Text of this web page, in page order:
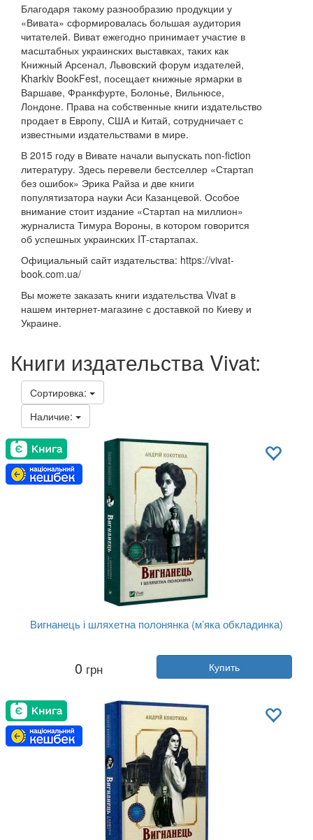
Благодаря такому разнообразию продукции у
«Вивата» сформировалась большая аудитория
читателей. Виват ежегодно принимает участие в
масштабных украинских выставках, таких как
Книжный Арсенал, Львовский форум издателей,
Kharkiv BookFest, посещает книжные ярмарки в
Варшаве, Франкфурте, Болонье, Вильнюсе,
Лондоне. Права на собственные книги издательство
продает в Европу, США и Китай, сотрудничает с
известными издательствами в мире.
В 2015 году в Вивате начали выпускать non-fiction
литературу. Здесь перевели бестселлер «Стартап
без ошибок» Эрика Райза и две книги
популятизатора науки Аси Казанцевой. Особое
внимание стоит издание «Стартап на миллион»
журналиста Тимура Вороны, в котором говорится
об успешных украинских IT-стартапах.
Официальный сайт издательства: https://vivat-
book.com.ua/
Вы можете заказать книги издательства Vivat в
нашем интернет-магазине с доставкой по Киеву и
Украине.
Книги издательства Vivat:
Сортировка:
Наличие:
Вигнанець і шляхетна полонянка (м’яка обкладинка)
Андрей Кокотюха
Издательство:Vivat
Язык:Украинский
0 грн Купить